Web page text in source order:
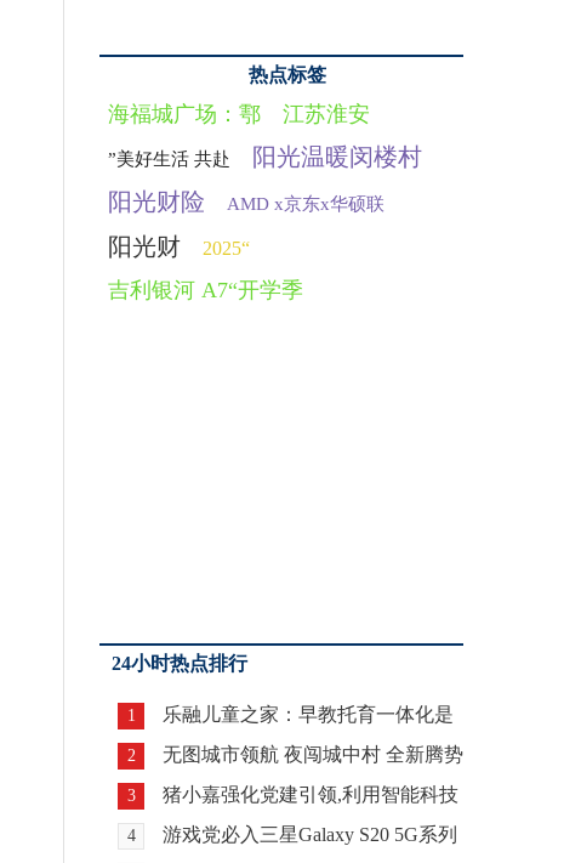
热点标签
海福城广场：鄠 江苏淮安
”美好生活 共赴
阳光温暖闵楼村
阳光财险
AMD x京东x华硕联
阳光财 2025“
吉利银河 A7“开学季
24小时热点排行
1
乐融儿童之家：早教托育一体化是
必然的趋势
2
无图城市领航 夜闯城中村 全新腾势
N7展示智能驾驶
3
猪小嘉强化党建引领,利用智能科技
手段落实垃圾分
4
游戏党必入三星Galaxy S20 5G系列